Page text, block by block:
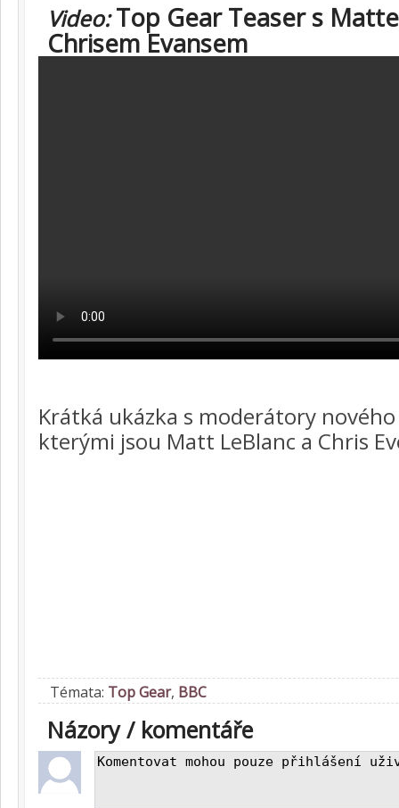
Video:Top Gear Teaser s
Chrisem Evansem
Krátká ukázka s moderátory
kterými jsou Matt LeBlanc a Chris
Témata: Top Gear, BBC
Názory / komentáře